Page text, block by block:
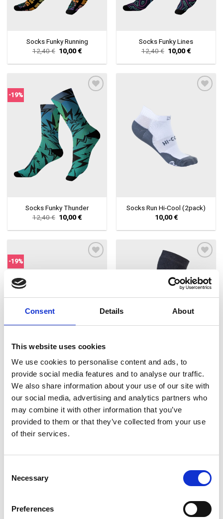
Consent Details About
This website uses cookies
We use cookies to personalise content and ads, to
provide social media features and to analyse our traffic.
We also share information about your use of our site with
our social media, advertising and analytics partners who
may combine it with other information that you’ve
provided to them or that they’ve collected from your use
of their services.
Selection
Necessary
Preferences
Socks Funky Running
12,40€ Original
price
was:
10,00€Current
is:
Socks Funky Lines
12,40€ Original
price
was:
10,00€Current
is:
-19%
Πρόσθήκη
στην λίστα
επιθυμιών
Socks Funky Thunder
12,40€ Original
price
was:
10,00€Current
is:
Socks Run Hi-Cool (2pack)
10,00€
-19%
επιθυμιών
Socks Cana (3pack)
Original
price
was:
12,40 €.
Current
price
10,00 €.
Πρόσθήκη
στην λίστα
επιθυμιών
Socks Megatherm Classic
(2pack)
Πρόσθήκη
Πρόσθήκη
επιθυμιών